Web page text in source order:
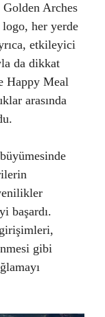
Arches
her yerde
etkileyici
da dikkat
Happy Meal
arasında
başardı.
gibi